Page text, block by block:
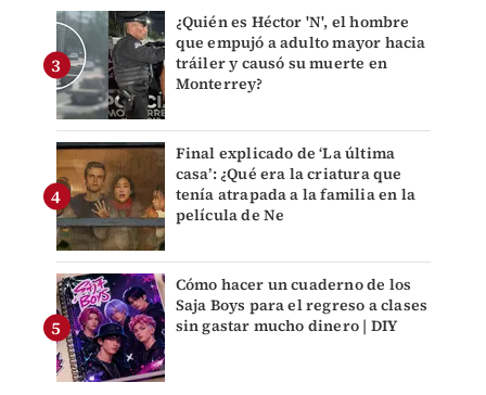
¿Quién es Héctor 'N', el hombre
que empujó a adulto mayor hacia
tráiler y causó su muerte en
Monterrey?
Final explicado de ‘La última
casa’: ¿Qué era la criatura que
tenía atrapada a la familia en la
película de Ne
Cómo hacer un cuaderno de los
Saja Boys para el regreso a clases
sin gastar mucho dinero | DIY